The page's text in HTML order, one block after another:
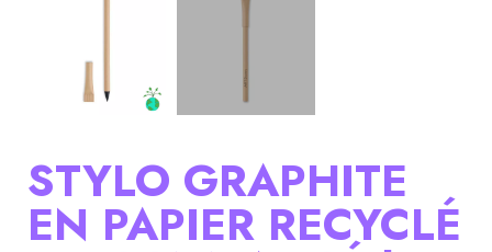
STYLO GRAPHITE
EN PAPIER RECYCLÉ